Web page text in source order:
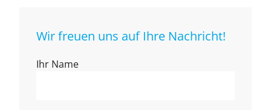
Wir freuen uns auf Ihre Nachricht!
Ihr Name